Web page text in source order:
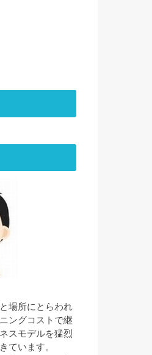
場所にとらわれ
ングコストで継
スモデルを猛烈
ています。